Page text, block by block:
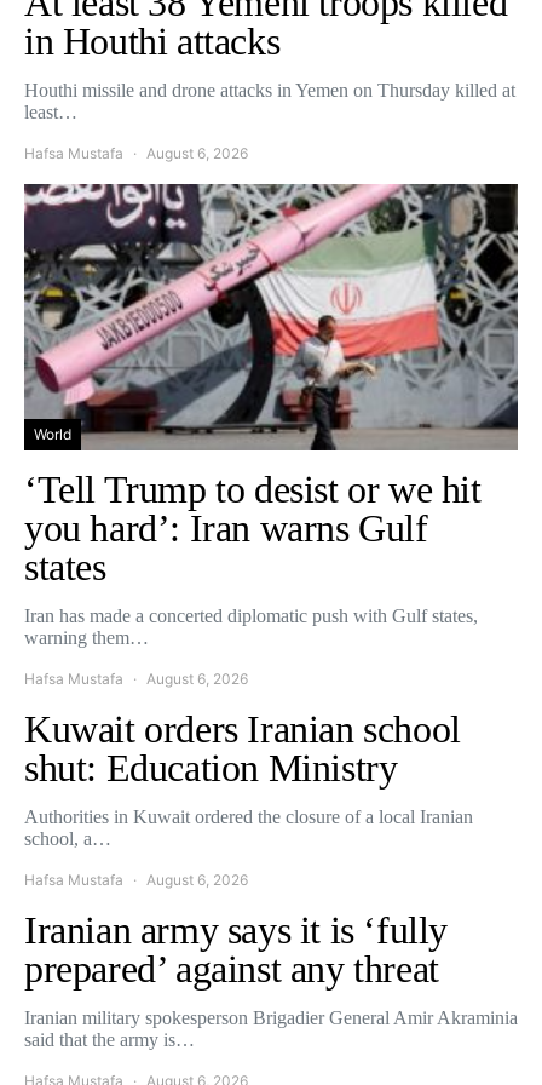
in Houthi attacks
Houthi missile and drone attacks in Yemen on Thursday killed at
least…
Hafsa Mustafa August 6, 2026
World
‘Tell Trump to desist or we hit
you hard’: Iran warns Gulf
states
Iran has made a concerted diplomatic push with Gulf states,
warning them…
Hafsa Mustafa August 6, 2026
Kuwait orders Iranian school
shut: Education Ministry
Authorities in Kuwait ordered the closure of a local Iranian
school, a…
Hafsa Mustafa August 6, 2026
Iranian army says it is ‘fully
prepared’ against any threat
Iranian military spokesperson Brigadier General Amir Akraminia
said that the army is…
Hafsa Mustafa August 6, 2026